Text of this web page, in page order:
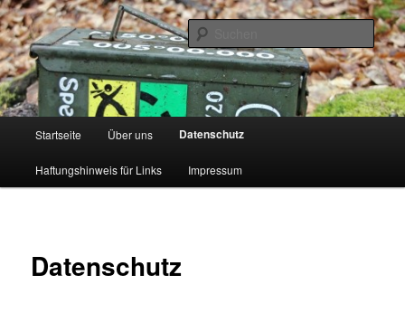
Zum
primären
Inhalt
springenSeidenstadt Geocacher
Startseite Über uns Datenschutz
Haftungshinweis für Links Impressum
Datenschutz